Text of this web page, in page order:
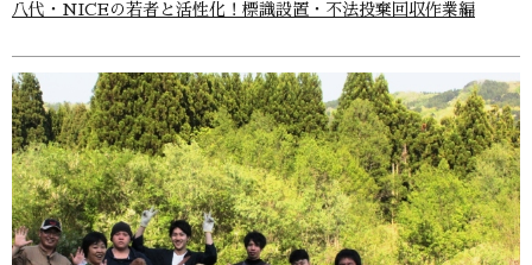
八代・NICEの若者と活性化！標識設置・不法投棄回収作業編